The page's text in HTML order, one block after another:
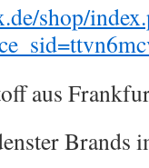
shop/
aus
Brands